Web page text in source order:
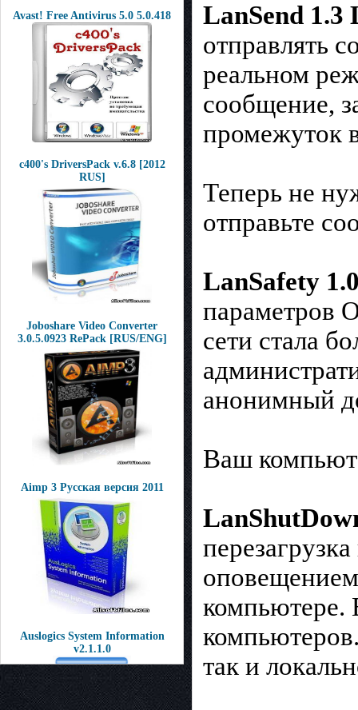
Avast! Free Antivirus 5.0 5.0.418
c400's DriversPack v.6.8 [2012
RUS]
Joboshare Video Converter
3.0.5.0923 RePack [RUS/ENG]
Aimp 3 Русская версия 2011
Auslogics System Information
v2.1.1.0
LanSend 1.3
отправлять
реальном
сообщение,
промежуток
Теперь не
отправьте
LanSafety
параметров
сети стала
анонимный
Ваш
компьютере.
так и